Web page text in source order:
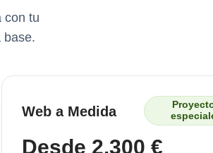
con tu
base.
Web a Medida
Desde 2.300 €